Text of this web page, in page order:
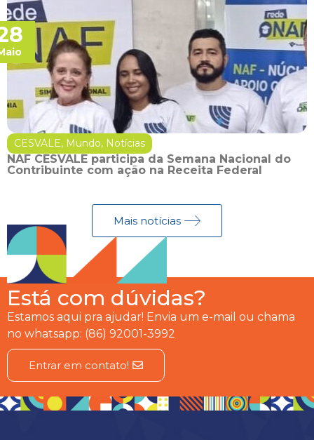
CESVALE, Mundo, Notícias
NAF CESVALE participa da Semana Nacional do
Contribuinte com ação na Receita Federal
Mais notícias
Está com dúvidas?
Estamos aqui pra ajudar! Envia um e-mail ou chama
no whatsapp: (86) 92001-3992
Entrar em contato!